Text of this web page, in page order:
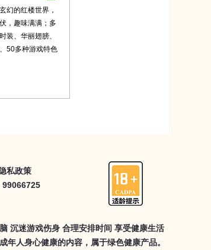
幻的红楼世界，
，趣味满满；多
装、华丽翅膀、
50多种游戏特色
隐私政策
沉迷游戏伤身 合理安排时间 享受健康生活
人身心健康的内容，属于绿色健康产品。